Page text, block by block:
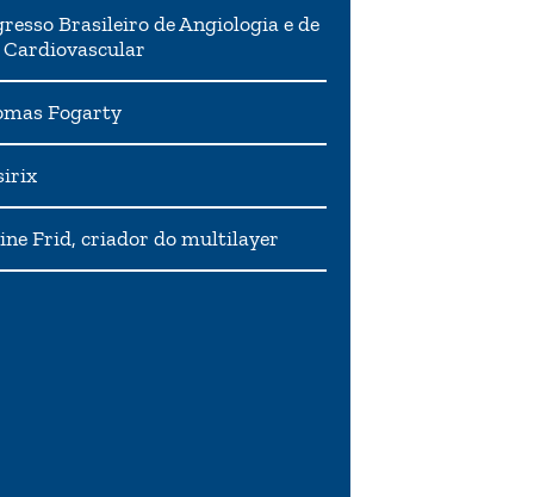
Brasileiro de Angiologia e de
Fogarty
Frid, criador do multilayer